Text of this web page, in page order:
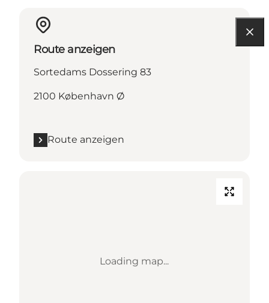
Route anzeigen
Sortedams Dossering 83
2100 København Ø
Route anzeigen
Loading map...